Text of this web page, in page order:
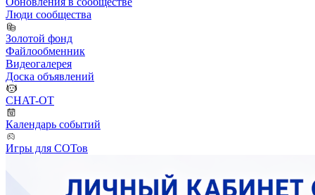
Люди сообщества
Золотой фонд
Файлообменник
Видеогалерея
Доска объявлений
CHAT-OT
Календарь событий
Игры для СОТов